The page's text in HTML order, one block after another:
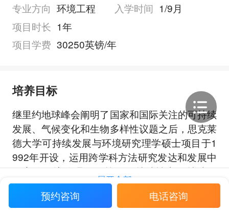
专业方向 环境工程 入学时间 1/9月
项目时长 1年
项目学费 30250英镑/年
培养目标
继里约地球峰会阐明了国家和国际关注的可持续
发展、气候变化和生物多样性议题之后，思克莱
德大学可持续发展与环境研究理学硕士项目于1
992年开设，运用跨学科方法研究发达和发展中
国家的环境管理、政策、可持续性和可持续发
展。考虑到个人理论与实证基础和所掌握的分析
工具，学生将需要探索实现可持续发展而不增加
展开全部
预约咨询 电话咨询